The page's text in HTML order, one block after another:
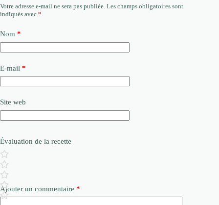
Votre adresse e-mail ne sera pas publiée. Les champs obligatoires sont
indiqués avec *
Nom *
E-mail *
Site web
Évaluation de la recette
Ajouter un commentaire *